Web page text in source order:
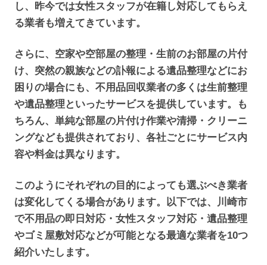
し、昨今では女性スタッフが在籍し対応してもらえ
る業者も増えてきています。
さらに、空家や空部屋の整理・生前のお部屋の片付
け、突然の親族などの訃報による遺品整理などにお
困りの場合にも、不用品回収業者の多くは生前整理
や遺品整理といったサービスを提供しています。も
ちろん、単純な部屋の片付け作業や清掃・クリーニ
ングなども提供されており、各社ごとにサービス内
容や料金は異なります。
このようにそれぞれの目的によっても選ぶべき業者
は変化してくる場合があります。以下では、川崎市
で不用品の即日対応・女性スタッフ対応・遺品整理
やゴミ屋敷対応などが可能となる最適な業者を10つ
紹介いたします。